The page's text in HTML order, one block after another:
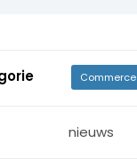
Commerce
nieuws